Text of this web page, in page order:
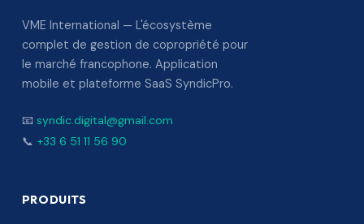
VME International — L'écosystème
complet de gestion de copropriété pour
le marché francophone. Application
mobile et plateforme SaaS SyndicPro.
📧 syndic.digital@gmail.com
📞 +33 6 51 11 56 90
PRODUITS